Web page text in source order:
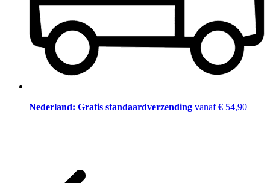
Nederland: Gratis standaardverzending vanaf € 54,90